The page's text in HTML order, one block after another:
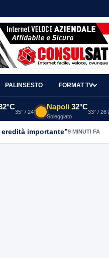
PALINSESTO FORMAT TV
35° / 24°
Napoli 32°C
Soleggiato
33° / 26°
importante”9 MINUTI FA